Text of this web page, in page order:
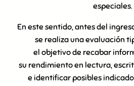
especiales.
En este sentido, antes del
se realiza una evaluación
el objetivo de recabar
su rendimiento en lectura,
e identificar posibles